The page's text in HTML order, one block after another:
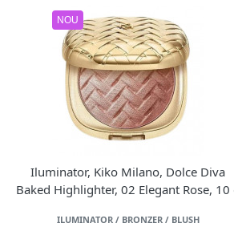
NOU
Iluminator, Kiko Milano, Dolce Diva
Baked Highlighter, 02 Elegant Rose, 10
ILUMINATOR / BRONZER / BLUSH